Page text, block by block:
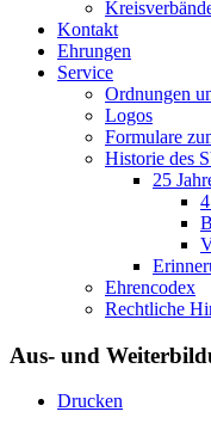
Kontakt
Ehrungen
Service
Ordnungen
Logos
Formulare
Historie des
25
Ehrencodex
Rechtliche
Aus- und
Drucken